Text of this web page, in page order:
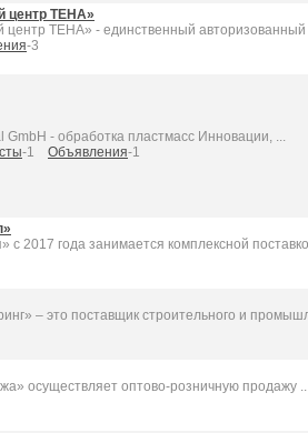
центр ТЕНА»
центр ТЕНА» - единственный авторизованный
-3
GmbH - обработка пластмасс Инновации, ...
-1 Объявления-1
с 2017 года занимается комплексной
– это поставщик строительного и
осуществляет оптово-розничную продажу